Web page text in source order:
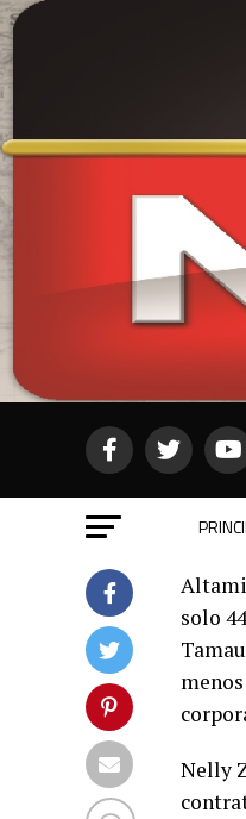
solo
Nelly